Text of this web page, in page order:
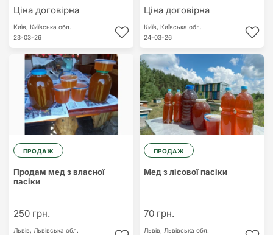
Ціна договірна
Київ, Київська обл.
23-03-26
Ціна договірна
Київ, Київська обл.
24-03-26
ПРОДАЖ
Продам мед з власної
пасіки
250 грн.
Львів, Львівська обл.
ПРОДАЖ
Мед з лісової пасіки
70 грн.
Львів, Львівська обл.